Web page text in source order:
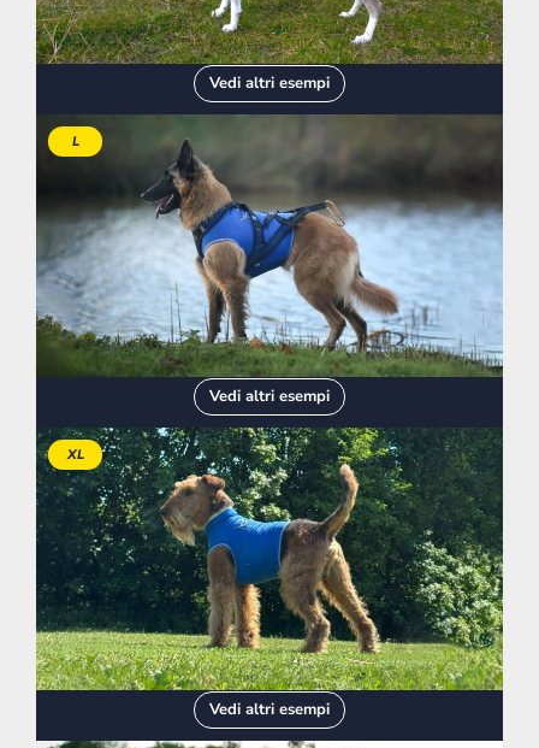
Vedi altri esempi
L
Vedi altri esempi
XL
Vedi altri esempi